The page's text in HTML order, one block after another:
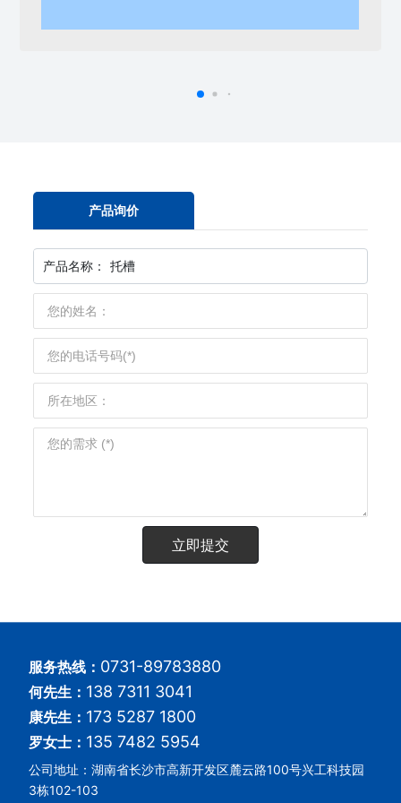
产品询价
产品名称： 托槽
立即提交
服务热线： 0731-89783880
何先生： 138 7311 3041
康先生： 173 5287 1800
罗女士： 135 7482 5954
公司地址：湖南省长沙市高新开发区麓云路100号兴工科技园
3栋102-103